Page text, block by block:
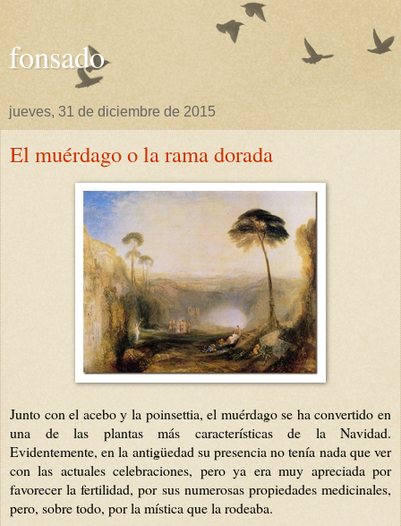
fonsado
jueves, 31 de diciembre de 2015
El muérdago o la rama dorada
Junto con el acebo y la poinsettia, el muérdago se ha convertido en
una de las plantas más características de la Navidad.
Evidentemente, en la antigüedad su presencia no tenía nada que ver
con las actuales celebraciones, pero ya era muy apreciada por
favorecer la fertilidad, por sus numerosas propiedades medicinales,
pero, sobre todo, por la mística que la rodeaba.